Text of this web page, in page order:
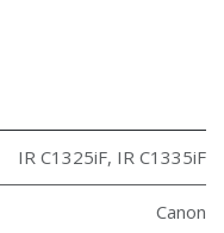
IR C1325iF, IR C1335iF
Canon